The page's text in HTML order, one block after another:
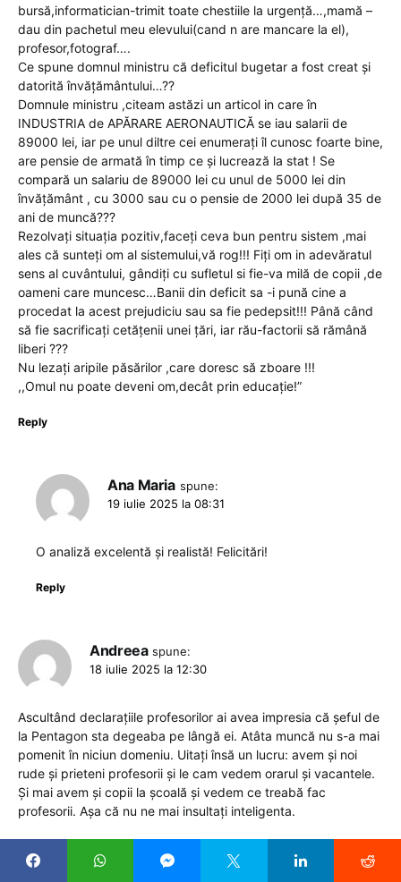
bursă,informatician-trimit toate chestiile la urgență…,mamă –
dau din pachetul meu elevului(cand n are mancare la el),
profesor,fotograf….
Ce spune domnul ministru că deficitul bugetar a fost creat și
datorită învățământului…??
Domnule ministru ,citeam astăzi un articol in care în
INDUSTRIA de APĂRARE AERONAUTICĂ se iau salarii de
89000 lei, iar pe unul diltre cei enumerați îl cunosc foarte bine,
are pensie de armată în timp ce și lucrează la stat ! Se
compară un salariu de 89000 lei cu unul de 5000 lei din
învățământ , cu 3000 sau cu o pensie de 2000 lei după 35 de
ani de muncă???
Rezolvați situația pozitiv,faceți ceva bun pentru sistem ,mai
ales că sunteți om al sistemului,vă rog!!! Fiți om in adevăratul
sens al cuvântului, gândiți cu sufletul si fie-va milă de copii ,de
oameni care muncesc…Banii din deficit sa -i pună cine a
procedat la acest prejudiciu sau sa fie pedepsit!!! Până când
să fie sacrificați cetățenii unei țări, iar rău-factorii să rămână
liberi ???
Nu lezați aripile păsărilor ,care doresc să zboare !!!
,,Omul nu poate deveni om,decât prin educație!”
Reply
Ana Maria spune:
19 iulie 2025 la 08:31
O analiză excelentă și realistă! Felicitări!
Reply
Andreea spune:
18 iulie 2025 la 12:30
Ascultând declarațiile profesorilor ai avea impresia că șeful de
la Pentagon sta degeaba pe lângă ei. Atâta muncă nu s-a mai
pomenit în niciun domeniu. Uitați însă un lucru: avem și noi
rude și prieteni profesorii și le cam vedem orarul și vacantele.
Și mai avem și copii la școală și vedem ce treabă fac
profesorii. Așa că nu ne mai insultați inteligenta.